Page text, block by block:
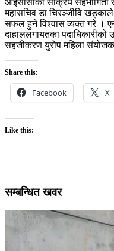
महासचिव डा चिरञ्जीवि
सफल हुने विश्वास व्यक्त गरे ।
दाहाललगायतका
सहजीकरण युरोप महिला संयोजक
Share this:
Facebook X
Like this:
सम्बन्धित खवर